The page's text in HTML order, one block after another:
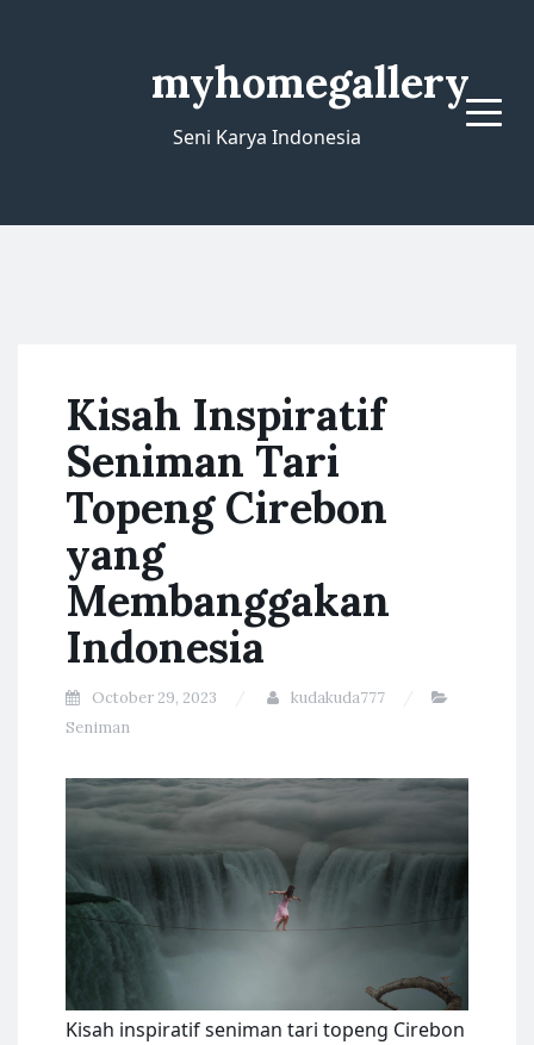
myhomegallery
Seni Karya Indonesia
Menu
Kisah Inspiratif
Seniman Tari
Topeng Cirebon
yang
Membanggakan
Indonesia
October 29, 2023
kudakuda777
Seniman
Kisah inspiratif seniman tari topeng Cirebon